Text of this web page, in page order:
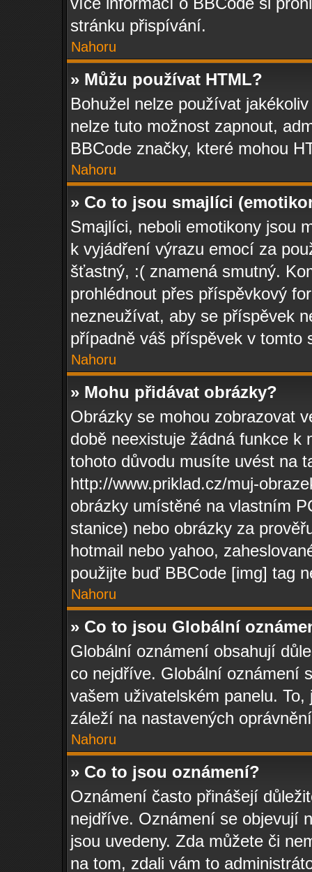
stránku přispívání.
Nahoru
» Můžu používat HTML?
Bohužel nelze používat
nelze tuto možnost zapnout,
BBCode značky, které mohou
Nahoru
» Co to jsou smajlíci
Smajlíci, neboli emotikony jsou
k vyjádření výrazu emocí za
šťastný, :( znamená smutný.
prohlédnout přes příspěvkový
nezneužívat, aby se příspěvek
případně váš příspěvek v tomto
Nahoru
» Mohu přidávat obrázky?
Obrázky se mohou zobrazovat
době neexistuje žádná funkce
tohoto důvodu musíte uvést na
http://www.priklad.cz/muj-
obrázky umístěné na vlastním
stanice) nebo obrázky za
hotmail nebo yahoo,
použijte buď BBCode [img] tag
Nahoru
» Co to jsou Globální
Globální oznámení obsahují
co nejdříve. Globální oznámení
vašem uživatelském panelu.
záleží na nastavených
Nahoru
» Co to jsou oznámení?
Oznámení často přinášejí
nejdříve. Oznámení se objevují
jsou uvedeny. Zda můžete či
na tom, zdali vám to